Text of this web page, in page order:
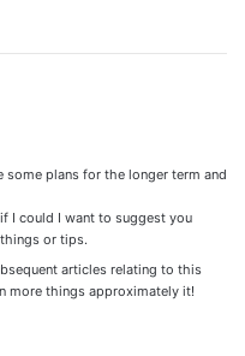
some plans for the longer term and
I could I want to suggest you
or tips.
articles relating to this
more things approximately it!